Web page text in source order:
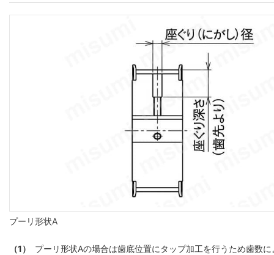
プーリ形状A
（1）
プーリ形状Aの場合は歯底位置にタップ加工を行うため歯数